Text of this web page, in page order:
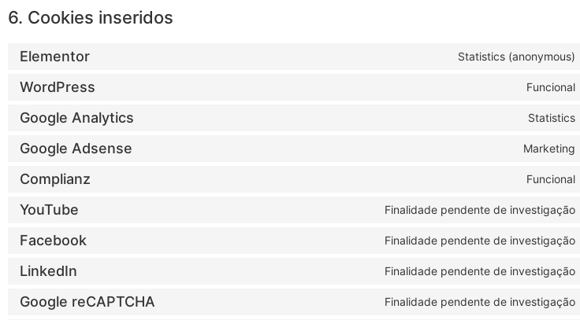
6. Cookies inseridos
Elementor Statistics (anonymous)
WordPress Funcional
Google Analytics Statistics
Google Adsense Marketing
Complianz Funcional
YouTube Finalidade pendente de investigação
Facebook Finalidade pendente de investigação
LinkedIn Finalidade pendente de investigação
Google reCAPTCHA Finalidade pendente de investigação